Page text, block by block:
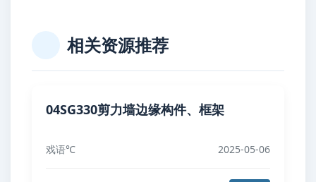
相关资源推荐
04SG330剪力墙边缘构件、框架
戏语℃ 2025-05-06